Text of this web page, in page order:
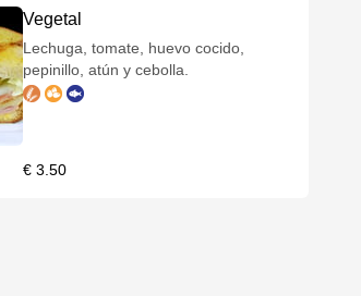
Vegetal
Lechuga, tomate, huevo cocido,
pepinillo, atún y cebolla.
€ 3.50